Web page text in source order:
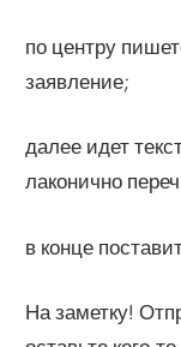
по центру
заявление;
далее идет
лаконично
в конце
На заметку!